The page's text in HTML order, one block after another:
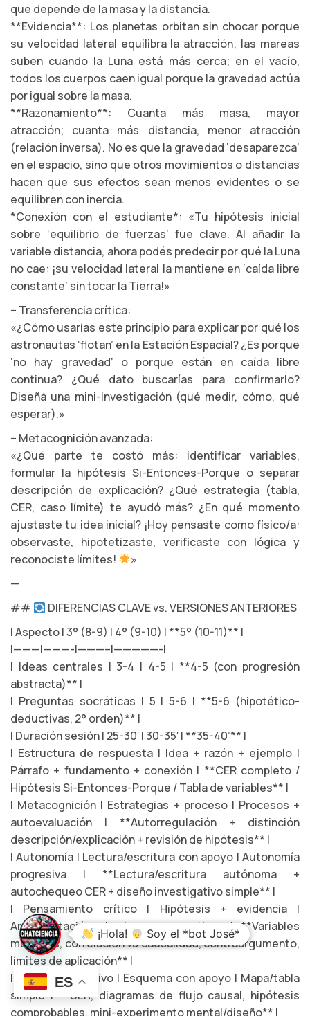
que depende de la masa y la distancia.
**Evidencia**: Los planetas orbitan sin chocar porque
su velocidad lateral equilibra la atracción; las mareas
suben cuando la Luna está más cerca; en el vacío,
todos los cuerpos caen igual porque la gravedad actúa
por igual sobre la masa.
**Razonamiento**: Cuanta más masa, mayor
atracción; cuanta más distancia, menor atracción
(relación inversa). No es que la gravedad ‘desaparezca’
en el espacio, sino que otros movimientos o distancias
hacen que sus efectos sean menos evidentes o se
equilibren con inercia.
*Conexión con el estudiante*: «Tu hipótesis inicial
sobre ‘equilibrio de fuerzas’ fue clave. Al añadir la
variable distancia, ahora podés predecir por qué la Luna
no cae: ¡su velocidad lateral la mantiene en ‘caída libre
constante’ sin tocar la Tierra!»
– Transferencia crítica:
«¿Cómo usarías este principio para explicar por qué los
astronautas ‘flotan’ en la Estación Espacial? ¿Es porque
‘no hay gravedad’ o porque están en caída libre
continua? ¿Qué dato buscarías para confirmarlo?
Diseñá una mini-investigación (qué medir, cómo, qué
esperar).»
– Metacognición avanzada:
«¿Qué parte te costó más: identificar variables,
formular la hipótesis Si-Entonces-Porque o separar
descripción de explicación? ¿Qué estrategia (tabla,
CER, caso límite) te ayudó más? ¿En qué momento
ajustaste tu idea inicial? ¡Hoy pensaste como físico/a:
observaste, hipotetizaste, verificaste con lógica y
reconociste límites!
»
—
##
DIFERENCIAS CLAVE vs. VERSIONES ANTERIORES
| Aspecto | 3° (8-9) | 4° (9-10) | **5° (10-11)** |
|———|———-|———–|—————-|
| Ideas centrales | 3-4 | 4-5 | **4-5 (con progresión
abstracta)** |
| Preguntas socráticas | 5 | 5-6 | **5-6 (hipotético-
deductivas, 2° orden)** |
| Duración sesión | 25-30′ | 30-35′ | **35-40’** |
| Estructura de respuesta | Idea + razón + ejemplo |
Párrafo + fundamento + conexión | **CER completo /
Hipótesis Si-Entonces-Porque / Tabla de variables** |
| Metacognición | Estrategias + proceso | Procesos +
autoevaluación | **Autorregulación + distinción
descripción/explicación + revisión de hipótesis** |
| Autonomía | Lectura/escritura con apoyo | Autonomía
progresiva | **Lectura/escritura autónoma +
autochequeo CER + diseño investigativo simple** |
| Pensamiento crítico | Hipótesis + evidencia |
Argumentación simple + perspectivas | **Variables
múltiples, correlación vs causalidad, contraargumento,
límites de aplicación** |
| Formato cognitivo | Esquema con apoyo | Mapa/tabla
simple | **CER, diagramas de flujo causal, hipótesis
comprobables, mini-experimento mental/diseño** |
ES
¡Hola! Soy el *bot José*